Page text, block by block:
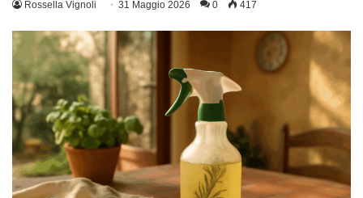
Rossella Vignoli 31 Maggio 2026 0 417